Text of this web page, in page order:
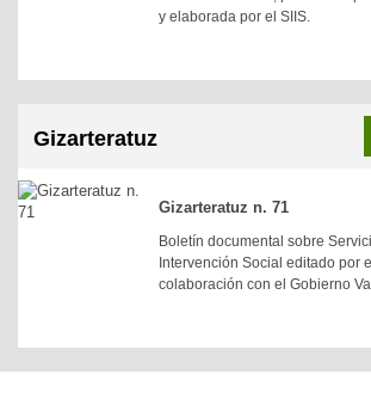
y elaborada por el SIIS.
Gizarteratuz
Gizarteratuz n. 71
Boletín documental sobre
Intervención Social editado por
colaboración con el Gobierno